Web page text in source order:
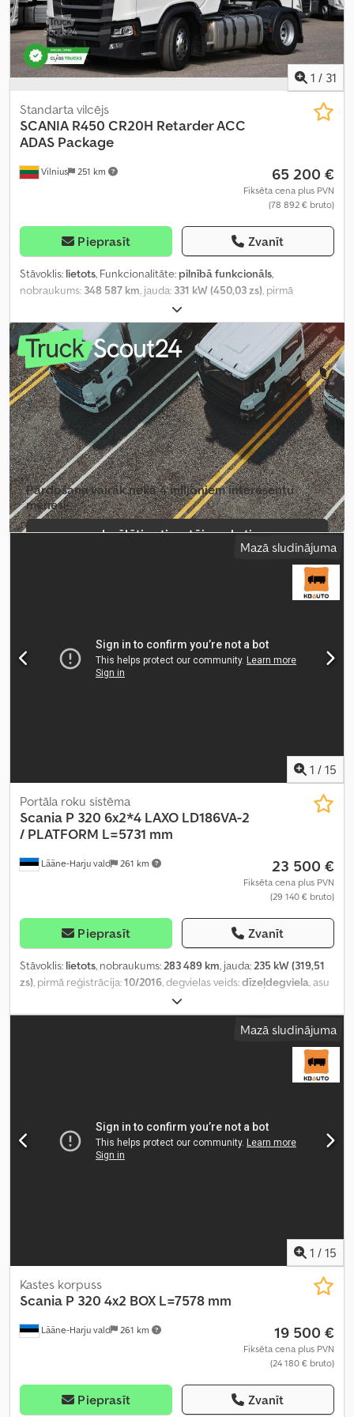
1 / 31
Vilnius 251 km
Standarta vilcējs
SCANIA R450 CR20H Retarder ACC
ADAS Package
65 200 €
Fiksēta cena plus PVN
(78 892 € bruto)
Pieprasīt Zvanīt
Stāvoklis: lietots, Funkcionalitāte: pilnībā funkcionāls,
nobraukums: 348 587 km, jauda: 331 kW (450,03 zs), pirmā
, degvielas veids:
8 253 kg, asu konfigurācija:4x2, riteņu bāze:375 mm, krāsa:balts,
pārnesuma veids:automātisks, emisijas klase:
, Ražošanas
gads: 2023, cilindru skaits:6, dzinēja tilpums: 13 000 cm³
, stūres
rata pozīcija:kreisais, Aprīkojums: pilna apkope vēsture, stūres
pastiprinātājs,
Pārdošana vairāk nekā 4 miljoniem interesentu
mēnesī
Izvēlēties tirgotāja paketi
Mazā sludinājuma
1 / 15
Lääne-Harju vald 261 km
Portāla roku sistēma
Scania P 320 6x2*4 LAXO LD186VA-2
/ PLATFORM L=5731 mm
23 500 €
Fiksēta cena plus PVN
(29 140 € bruto)
Pieprasīt Zvanīt
Stāvoklis: lietots, nobraukums:283 489 km, jauda:235 kW (319,51
zs), pirmā reģistrācija:10/2016, degvielas veids:dīzeļdegviela, asu
3 900 mm
pārnesuma veids:automātisks, emisijas klase:Euro 6, piekares
, kopējais platums:2 600
bloķētājs, elektriskais logu regulators, elektriski regulējams
Mazā sludinājuma
1 / 15
Lääne-Harju vald 261 km
Kastes korpuss
Scania P 320 4x2 BOX L=7578 mm
19 500 €
Fiksēta cena plus PVN
(24 180 € bruto)
Pieprasīt Zvanīt